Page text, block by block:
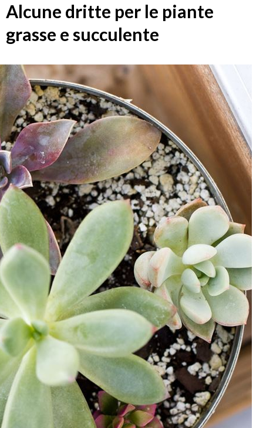
Alcune dritte per le piante
grasse e succulente